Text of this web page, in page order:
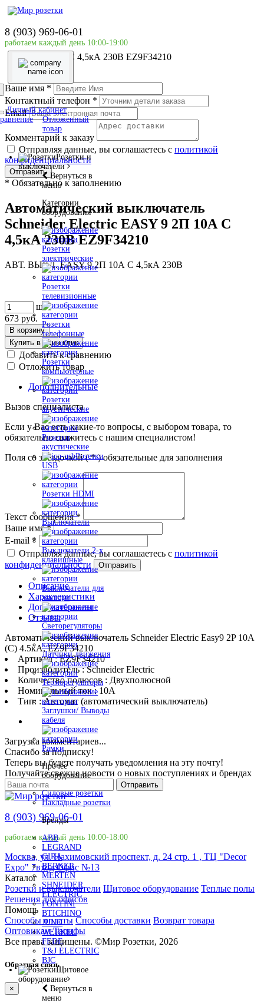
8 (903) 969-06-01
работаем каждый день 10:00-19:00
Личный кабинет
Отложенный
товар
Розетки и
выключатели
Вернуться в
меню
Категории
оборудования
Розетки
электрические
Розетки
телевизионные
Розетки
телефонные
Розетки
компьютерные
Розетки
акустические
Розетки
акустические
Розетки
USB
Розетки HDMI
Выключатели
Выключатели 2-х
клавишные
Выключатели для
жалюзи
Светорегуляторы
Датчики движения
Терморегуляторы
Заглушки/ Выводы
кабеля
Рамки
Прочее
оборудование
Силовые розетки
Накладные розетки
Бренды
ABB
LEGRAND
GIRA
BERKER
MERTEN
SHNEIDER
ELECTRIC
FONTINI
BTICHINO
JUNG
WERKEL
FEDE
T&J ELECTRIC
BJC
Щитовое
оборудование
Вернуться в
меню
Главная страница
Schneider Electric
Автоматический выключатель Schneider Electric EASY
9 2П 10А С 4,5кА 230В EZ9F34210
Ваше имя *
Контактный телефон *
Email
Комментарий к заказу
Отправляя данные, вы соглашаетесь с политикой
конфиденциальности
Отправить
* Обязательно к заполнению
Автоматический выключатель
Schneider Electric EASY 9 2П 10А С
4,5кА 230В EZ9F34210
АВТ. ВЫКЛ. EASY 9 2П 10А С 4,5кА 230В
шт
673 руб.
В корзину
Купить в один клик
Добавить к сравнению
Отложить товар
Дополнительные
Вызов специалиста
Если у Вас есть какие-то вопросы, с выбором товара, то
обязательно свяжитесь с нашим специалистом!
Поля со звездочкой (*) обязательные для заполнения
Текст сообщения*
Ваше имя*
E-mail *
Отправляя данные, вы соглашаетесь с политикой
конфиденциальности
Отправить
Описание
Характеристики
Доп. материалы
Отзывы
Автоматический выключатель Schneider Electric Easy9 2P 10А
(C) 4.5кА, EZ9F34210
Артикул : EZ9F34210
Производитель : Schneider Electric
Количество полюсов : Двухполюсной
Номинальный ток : 10A
Тип: : Автомат (автоматический выключатель)
Загрузка комментариев...
Спасибо за подписку!
Теперь вы будете получать уведомления на эту почту!
Получайте свежие новости о новых поступлениях и брендах
Отправить
8 (903) 969-06-01
работаем каждый день 10:00-18:00
Москва, ул. Нахимовский проспект, д. 24 стр. 1 , ТЦ "Decor
Expo" 7вход Офис №13
Каталог
Розетки и выключатели Щитовое оборудование Теплые полы
Решения для офисов
Помощь
Способы оплаты Способы доставки Возврат товара
Оптовикам Тарифы
Все права защищены. ©Мир Розетки, 2026
Обратная связь
×